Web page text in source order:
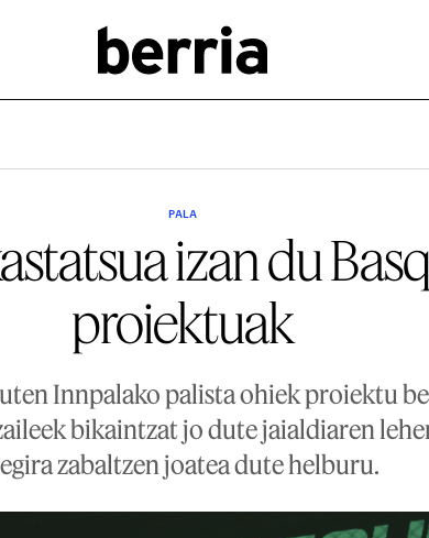
PALA
izan du
proiektuak
Innpalako palista ohiek proiektu
bikaintzat jo dute jaialdiaren
zabaltzen joatea dute helburu.